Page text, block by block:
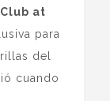
at
para
del
cuando